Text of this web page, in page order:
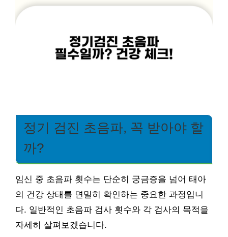
정기 검진 초음파, 꼭 받아야 할
까?
임신 중 초음파 횟수는 단순히 궁금증을 넘어 태아
의 건강 상태를 면밀히 확인하는 중요한 과정입니
다. 일반적인 초음파 검사 횟수와 각 검사의 목적을
자세히 살펴보겠습니다.